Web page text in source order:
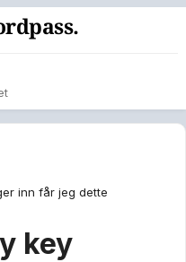
inn får jeg dette
key